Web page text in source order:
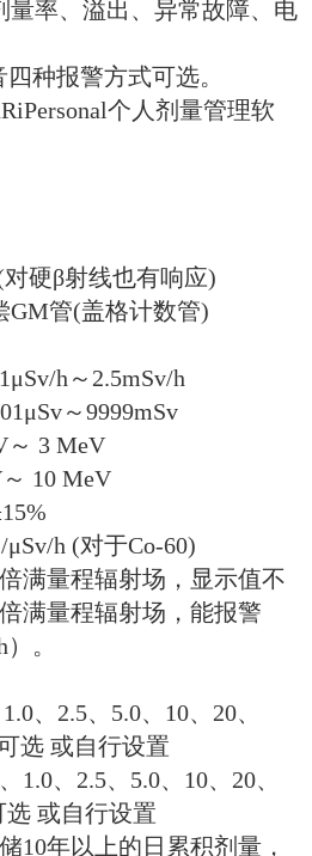
管理软件
硬β射线也有响应
，对环境本底亦
操作界面，液晶